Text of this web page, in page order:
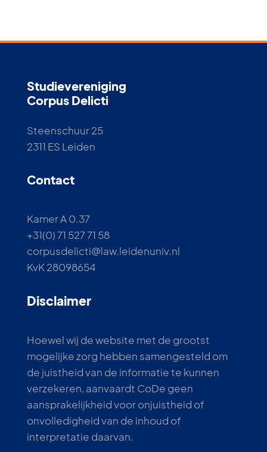
Studievereniging
Corpus Delicti
Steenschuur 25
2311 ES Leiden
Contact
Kamer A 0.37
+31(0) 71 527 71 58
corpusdelicti@law.leidenuniv.nl
KvK 28098654
Disclaimer
Hoewel wij de website met de grootst
mogelijke zorg hebben samengesteld om
de juistheid van de informatie te kunnen
verzekeren, aanvaardt CoDe geen
aansprakelijkheid voor onjuistheid of
onvolledigheid van de inhoud of
interpretatie daarvan.